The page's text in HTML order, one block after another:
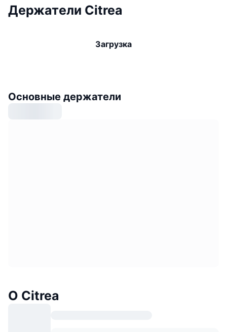
Держатели Citrea
Загрузка
Основные держатели
О Citrea